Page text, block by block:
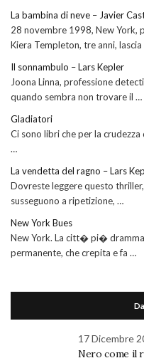
La bambina di neve – Javier
28 novembre 1998, New York,
Kiera Templeton, tre anni,
Il sonnambulo – Lars Kepler
Joona Linna, professione
quando sembra non trovare il …
Gladiatori
Ci sono libri che per la
…
La vendetta del ragno – Lars
Dovreste leggere questo
susseguono a ripetizione, …
New York Bues
New York. La citt� pi�
permanente, che crepita e fa …
17 Dicembre
Nero come il